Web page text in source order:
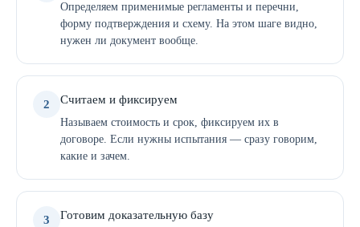
Определяем применимые регламенты и перечни,
форму подтверждения и схему. На этом шаге видно,
нужен ли документ вообще.
2 Считаем и фиксируем
Называем стоимость и срок, фиксируем их в
договоре. Если нужны испытания — сразу говорим,
какие и зачем.
3 Готовим доказательную базу